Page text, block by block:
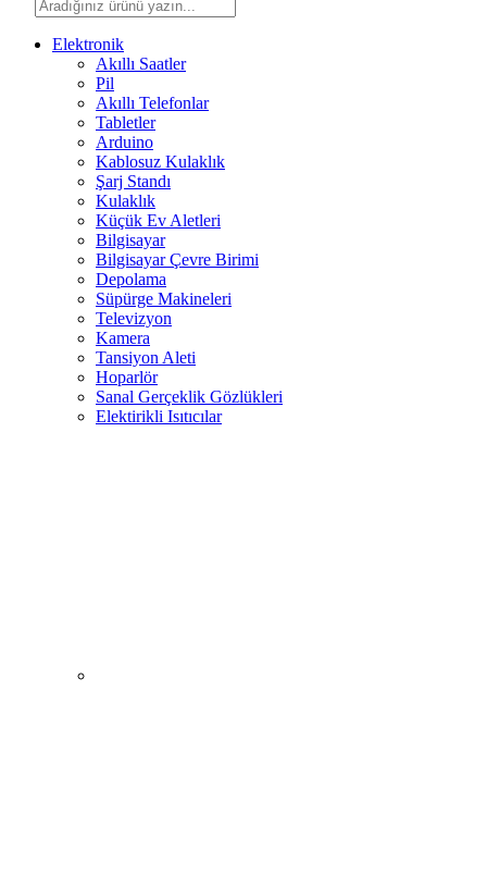
Elektronik
Akıllı Saatler
Pil
Akıllı Telefonlar
Tabletler
Arduino
Kablosuz Kulaklık
Şarj Standı
Kulaklık
Küçük Ev Aletleri
Bilgisayar
Bilgisayar Çevre Birimi
Depolama
Süpürge Makineleri
Televizyon
Kamera
Tansiyon Aleti
Hoparlör
Sanal Gerçeklik Gözlükleri
Elektirikli Isıtıcılar